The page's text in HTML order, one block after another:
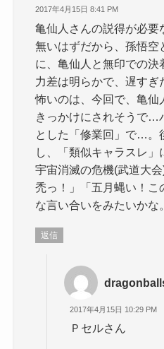
2017年4月15日 8:41 PM
亀仙人さんの説得が必要
無いはずだから、孫悟空
に、亀仙人と無印での決
力差は明らかで、遅すぎ
怖いのは、今回で、亀
きっかけにされそうで…
とした「修業回」で…。
し、「類似キャラスレ」
宇宙消滅の危機(武道大
禿っ！」「五月蝿い！こ
な言い合いをみたいかな。
返信
2017年4月15日 10:29 PM
Ｐセルさん